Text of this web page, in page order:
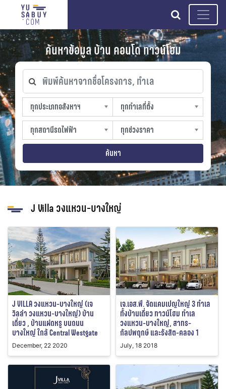
search
ค้นหาข้อมูล บ้าน คอนโด ทาวน์โฮม
พิมพ์ค้นหาจากชื่อโครงการ, ทำเล
ทุกประเภทอสังหาฯ
ทุกประเภทอสังหาฯ
sproperty
ทุกทำเลที่ตั้ง
ทุกทำเลที่ตั้ง
slocation
ทุกสถานีรถไฟฟ้า
ทุกสถานีรถไฟฟ้า
strain-station
ทุกช่วงราคา
ทุกช่วงราคา
sprice
ค้นหา
J Villa วงแหวน-บางใหญ่
J VILLA วงแหวน-บางใหญ่ (เจ
วิลล่า วงแหวน-บางใหญ่) บ้าน
เดี่ยว , บ้านแฝดหรู บนถนน
บางใหญ่ ใกล้ Central Westgate
December, 22 2020
เจ.เอส.พี. จัดแคมเปญใหญ่ 3 ทำเล
ทั้งบ้านเดี่ยว ทาวน์โฮม ทำเล
วงแหวน-บางใหญ่, สาทร-
กัลปพฤกษ์ และรังสิต-คลอง 1
July, 18 2018